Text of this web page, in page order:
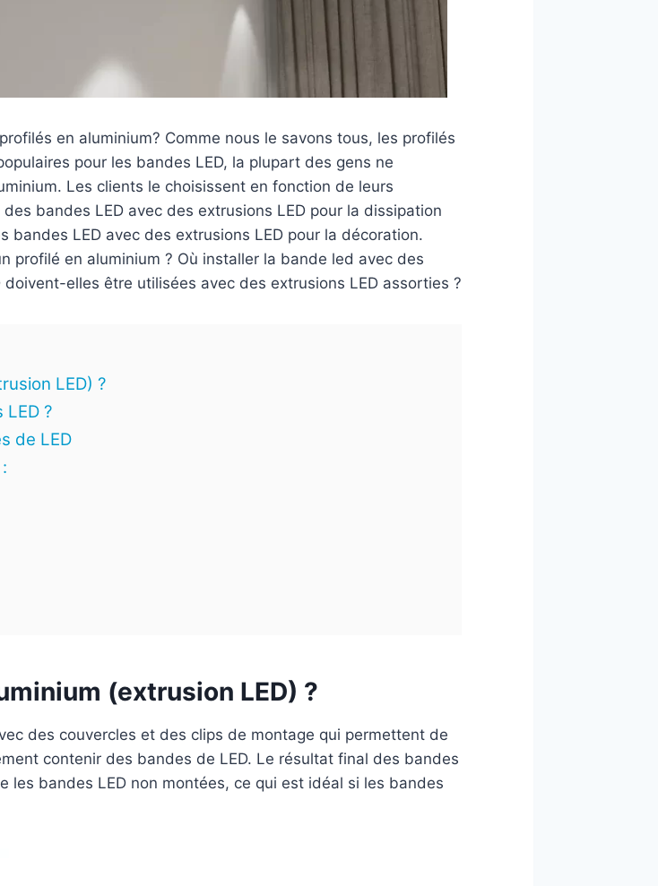
en aluminium? Comme nous le savons tous, les profilés
pour les bandes LED, la plupart des gens ne
Les clients le choisissent en fonction de leurs
bandes LED avec des extrusions LED pour la dissipation
LED avec des extrusions LED pour la décoration.
profilé en aluminium ? Où installer la bande led avec des
elles être utilisées avec des extrusions LED assorties ?
LED) ?
?
de LED
(extrusion LED) ?
des couvercles et des clips de montage qui permettent de
contenir des bandes de LED. Le résultat final des bandes
les bandes LED non montées, ce qui est idéal si les bandes